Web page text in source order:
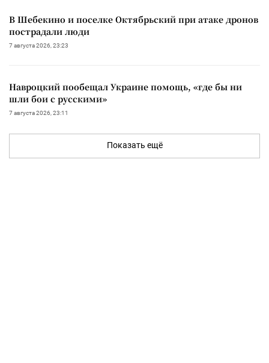
В Шебекино и поселке Октябрьский при атаке дронов
пострадали люди
7 августа 2026, 23:23
Навроцкий пообещал Украине помощь, «где бы ни
шли бои с русскими»
7 августа 2026, 23:11
Показать ещё